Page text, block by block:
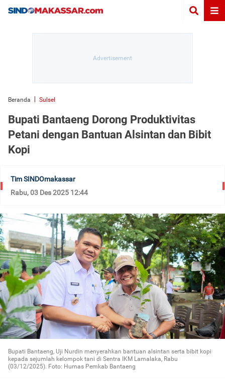
Beranda Sulsel
Bupati Bantaeng Dorong Produktivitas
Petani dengan Bantuan Alsintan dan Bibit
Kopi
Tim SINDOmakassar
Rabu, 03 Des 2025 12:44
Bupati Bantaeng, Uji Nurdin menyerahkan bantuan alsintan serta bibit kopi
kepada sejumlah kelompok tani di Sentra IKM Lamalaka, Rabu
(03/12/2025). Foto: Humas Pemkab Bantaeng